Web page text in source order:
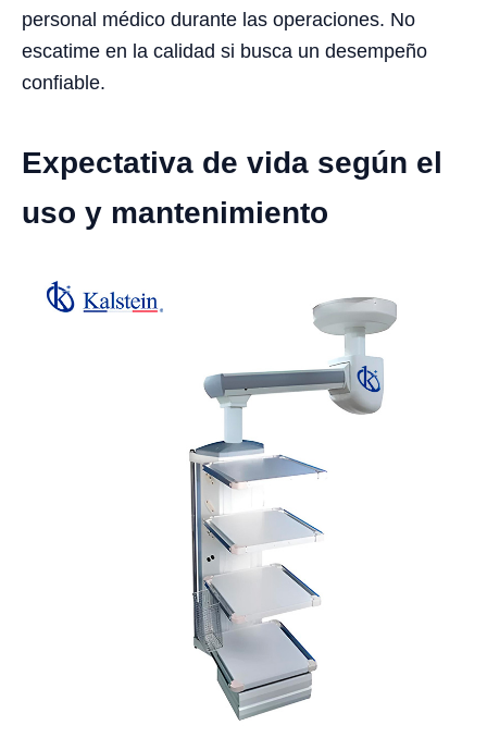
personal médico durante las operaciones. No
escatime en la calidad si busca un desempeño
confiable.
Expectativa de vida según el
uso y mantenimiento